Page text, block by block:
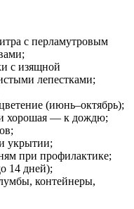
с перламутровым
с изящной
лепестками;
(июнь–октябрь);
и хорошая — к дождю;
укрытии;
при профилактике;
14 дней);
контейнеры,